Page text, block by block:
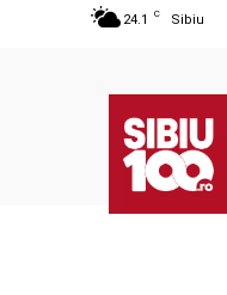
24.1 C Sibiu